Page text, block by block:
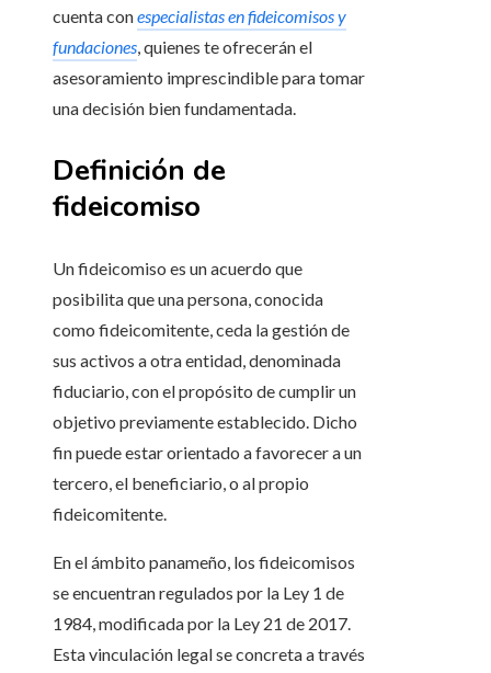
cuenta conespecialistas en fideicomisos y
fundaciones, quienes te ofrecerán el
asesoramiento imprescindible para tomar
una decisión bien fundamentada.
Definición de
fideicomiso
Un fideicomiso es un acuerdo que
posibilita que una persona, conocida
como fideicomitente, ceda la gestión de
sus activos a otra entidad, denominada
fiduciario, con el propósito de cumplir un
objetivo previamente establecido. Dicho
fin puede estar orientado a favorecer a un
tercero, el beneficiario, o al propio
fideicomitente.
En el ámbito panameño, los fideicomisos
se encuentran regulados por la Ley 1 de
1984, modificada por la Ley 21 de 2017.
Esta vinculación legal se concreta a través